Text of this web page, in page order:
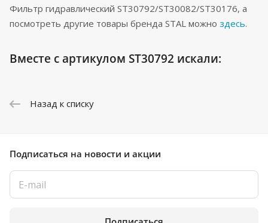
Фильтр гидравлический ST30792/ST30082/ST30176, а
посмотреть другие товары бренда STAL можно здесь.
Вместе с артикулом ST30792 искали:
Назад к списку
Подписаться на новости и акции